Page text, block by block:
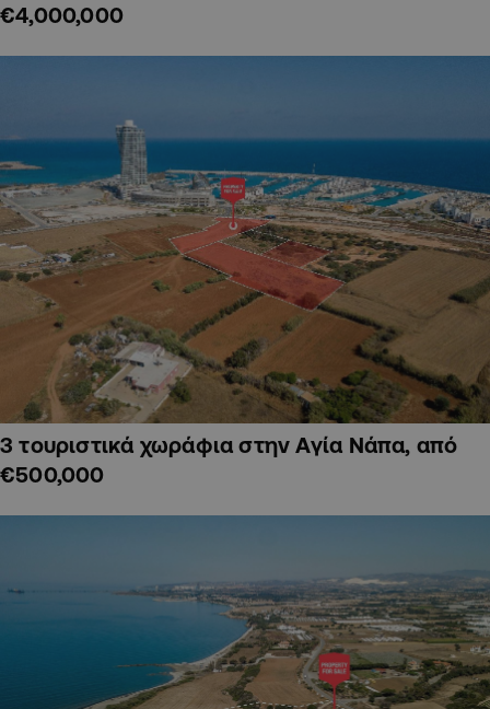
€4,000,000
3 τουριστικά χωράφια στην Αγία Νάπα, από
€500,000